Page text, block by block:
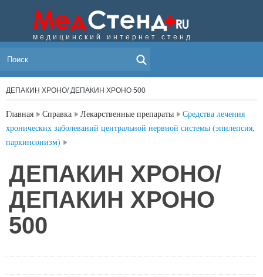
медицинский интернет стенд
ДЕПАКИН ХРОНО/ ДЕПАКИН ХРОНО 500
Главная Справка Лекарственные препараты
Средства лечения
хронических заболеваний центральной нервной системы (эпилепсия,
паркинсонизм)
ДЕПАКИН ХРОНО/
ДЕПАКИН ХРОНО
500